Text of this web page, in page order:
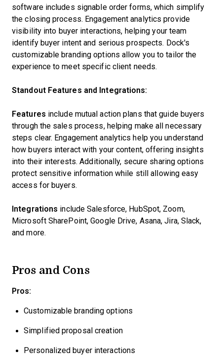
software includes signable order forms, which simplify
the closing process. Engagement analytics provide
visibility into buyer interactions, helping your team
identify buyer intent and serious prospects. Dock's
customizable branding options allow you to tailor the
experience to meet specific client needs.
Standout Features and Integrations:
Features include mutual action plans that guide buyers
through the sales process, helping make all necessary
steps clear. Engagement analytics help you understand
how buyers interact with your content, offering insights
into their interests. Additionally, secure sharing options
protect sensitive information while still allowing easy
access for buyers.
Integrations include Salesforce, HubSpot, Zoom,
Microsoft SharePoint, Google Drive, Asana, Jira, Slack,
and more.
Pros and Cons
Pros:
Customizable branding options
Simplified proposal creation
Personalized buyer interactions